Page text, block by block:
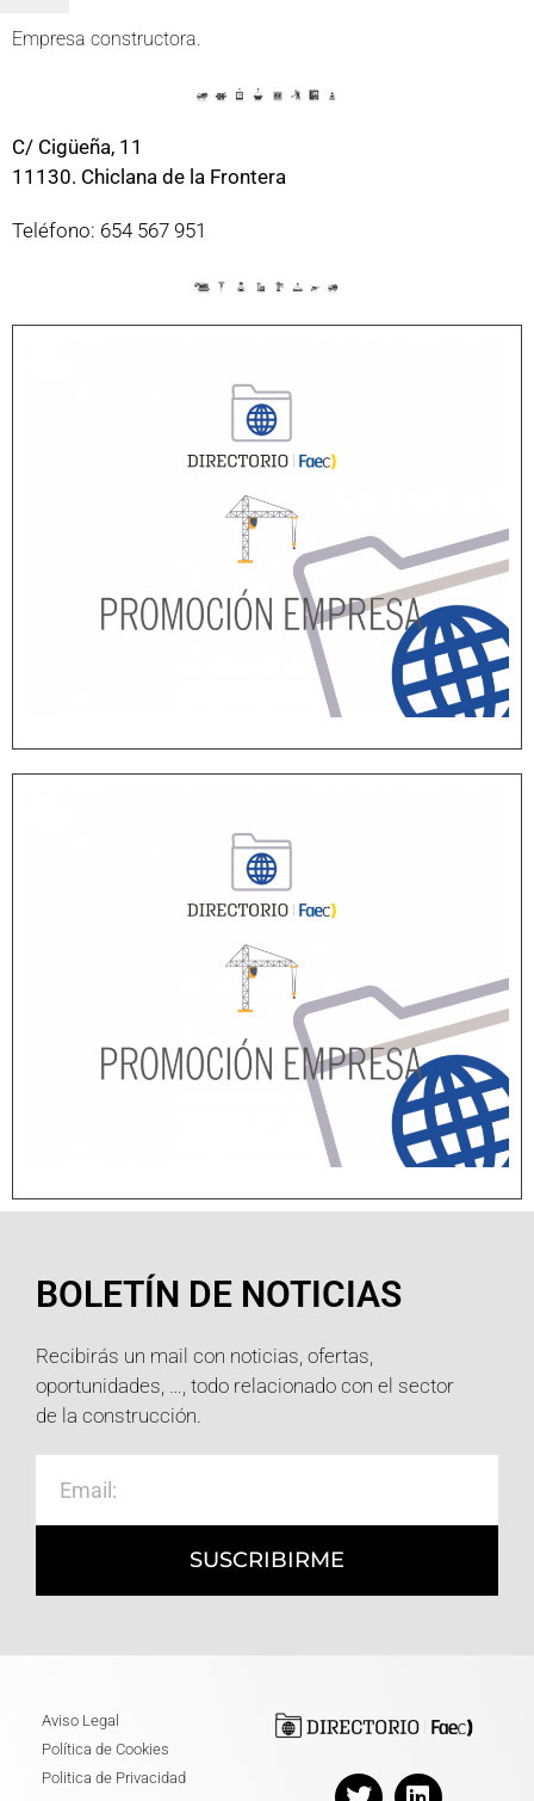
Empresa constructora.
C/ Cigüeña, 11
11130. Chiclana de la Frontera
Teléfono: 654 567 951
BOLETÍN DE NOTICIAS
Recibirás un mail con noticias, ofertas,
oportunidades, …, todo relacionado con el sector
de la construcción.
SUSCRIBIRME
Aviso Legal
Política de Cookies
Politica de Privacidad